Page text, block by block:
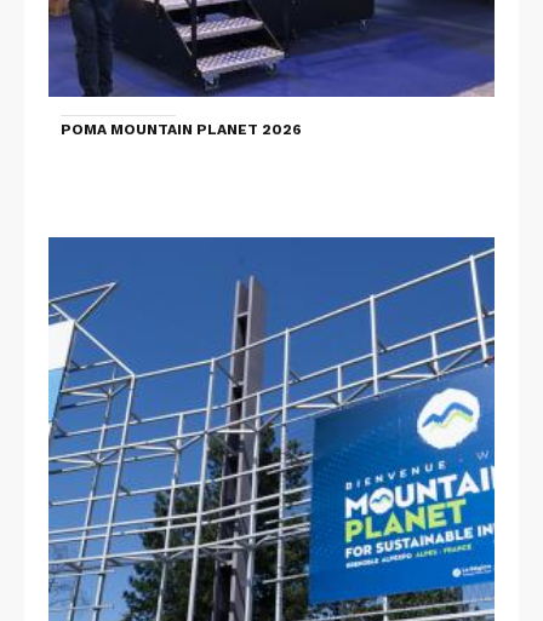
POMA MOUNTAIN PLANET 2026